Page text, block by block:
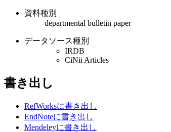
資料種別
departmental bulletin paper
データソース種別
IRDB
CiNii Articles
書き出し
RefWorksに書き出し
EndNoteに書き出し
Mendeleyに書き出し